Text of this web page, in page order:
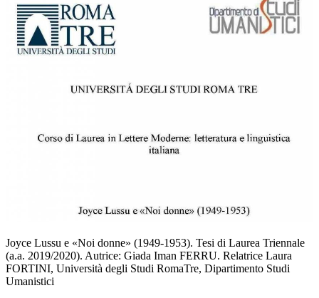
Joyce Lussu e «Noi donne» (1949-1953). Tesi di Laurea Triennale
(a.a. 2019/2020). Autrice: Giada Iman FERRU. Relatrice Laura
FORTINI, Università degli Studi RomaTre, Dipartimento Studi
Umanistici